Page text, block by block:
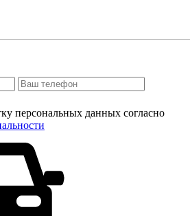
персональных данных согласно